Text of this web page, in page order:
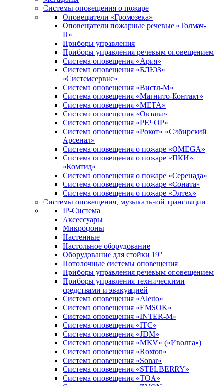
Системы оповещения о пожаре
Оповещатели «Громозека»
Оповещатели пожарные речевые «Толмач-
П»
Приборы управления
Приборы управления речевым оповещением
Система оповещения «Ария»
Система оповещения «БЛЮЗ»
«Системсервис»
Система оповещения «Вистл-М»
Система оповещения «Магнито-Контакт»
Система оповещения «МЕТА»
Система оповещения «Октава»
Система оповещения «РЕЧОР»
Система оповещения «Рокот» «Сибирский
Арсенал»
Система оповещения о пожаре «OMEGA»
Система оповещения о пожаре «ПКИ»
«Комтид»
Система оповещения о пожаре «Серенада»
Система оповещения о пожаре «Соната»
Система оповещения о пожаре «Элтех»
Системы оповещения, музыкальной трансляции
IP-Система
Аксессуары
Микрофоны
Настенные
Настольное оборудование
Оборудование для стойки 19''
Потолочные системы оповещения
Приборы управления речевым оповещением
Приборы управления техническими
средствами и эвакуацией
Система оповещения «Alerto»
Система оповещения «EMSOK»
Система оповещения «INTER-M»
Система оповещения «ITC»
Система оповещения «JDM»
Система оповещения «MKV» («Иволга»)
Система оповещения «Roxton»
Система оповещения «Sonar»
Система оповещения «STELBERRY»
Система оповещения «TOA»